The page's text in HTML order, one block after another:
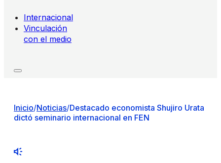
Internacional
Vinculación
con el medio
Inicio/Noticias/Destacado economista Shujiro Urata
dictó seminario internacional en FEN